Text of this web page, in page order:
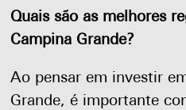
Quais são as melhores
Campina Grande?
Ao pensar em investir
Grande, é importante